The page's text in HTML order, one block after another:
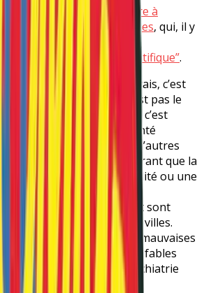
en 2019,
cherchait encore à
des faux·sses, qui, il y
des théories complotistes
congrès soi-disant “scientifique”.
dans le monde est mauvais, c’est
choque en France, ce n’est pas le
soins de santé mentale, c’est
d’amélioration ou de volonté
pays ont assumé d’autres
droits humains, démontrant que la
n’est pas une fatalité ou une
Les alternatives à
ou non, existent, et sont
en France dans quelques villes.
pour déployer plus de mauvaises
les personnes avec des fables
est tout ce que la psychiatrie
fait.